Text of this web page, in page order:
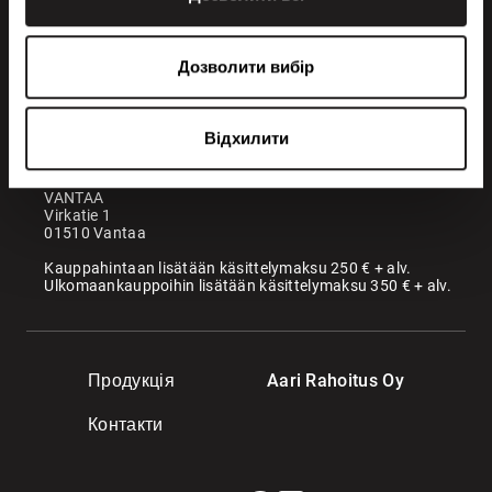
Дозволити вибір
Відхилити
Продукція Aari Rahoitus Oy
Контакти
+358 200 70070
Офіс
VANTAA
Virkatie 1
01510 Vantaa
Kauppahintaan lisätään käsittelymaksu 250 € + alv.
Ulkomaankauppoihin lisätään käsittelymaksu 350 € + alv.